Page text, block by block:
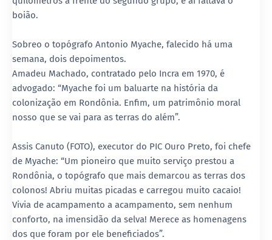
boião.
Sobreo o topógrafo Antonio Myache, falecido há uma
semana, dois depoimentos.
Amadeu Machado, contratado pelo Incra em 1970, é
advogado: “Myache foi um baluarte na história da
colonização em Rondônia. Enfim, um patrimônio moral
nosso que se vai para as terras do além”.
Assis Canuto (FOTO), executor do PIC Ouro Preto, foi chefe
de Myache: “Um pioneiro que muito serviço prestou a
Rondônia, o topógrafo que mais demarcou as terras dos
colonos! Abriu muitas picadas e carregou muito cacaio!
Vivia de acampamento a acampamento, sem nenhum
conforto, na imensidão da selva! Merece as homenagens
dos que foram por ele beneficiados”.